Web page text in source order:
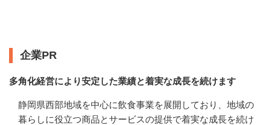
企業PR
多角化経営により安定した業績と着実な成長を続けます
静岡県西部地域を中心に飲食事業を展開しており、地域の
暮らしに役立つ商品とサービスの提供で着実な成長を続け